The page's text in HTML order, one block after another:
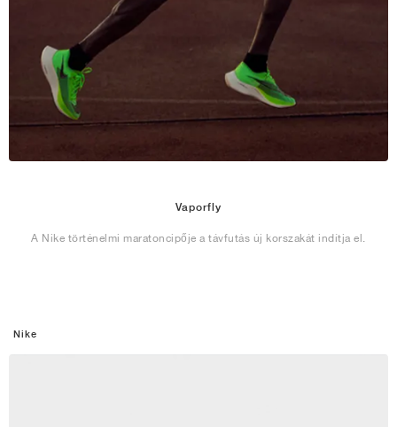
Vaporfly
A Nike történelmi maratoncipője a távfutás új korszakát indítja el.
Nike